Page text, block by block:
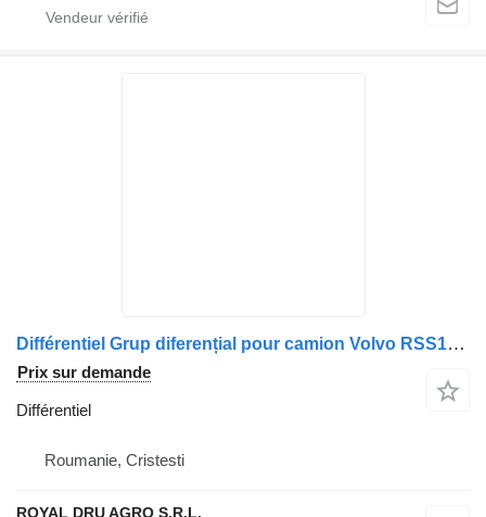
Différentiel Grup diferențial pour camion Volvo RSS1344D 2.64:1
Prix sur demande
Différentiel
Roumanie, Cristesti
ROYAL DRU AGRO S.R.L.